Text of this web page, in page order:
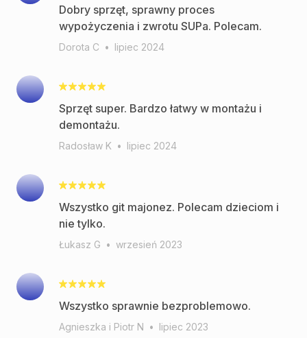
Dobry sprzęt, sprawny proces
wypożyczenia i zwrotu SUPa. Polecam.
Dorota C • lipiec 2024
Sprzęt super. Bardzo łatwy w montażu i
demontażu.
Radosław K • lipiec 2024
Wszystko git majonez. Polecam dzieciom i
nie tylko.
Łukasz G • wrzesień 2023
Wszystko sprawnie bezproblemowo.
Agnieszka i Piotr N • lipiec 2023